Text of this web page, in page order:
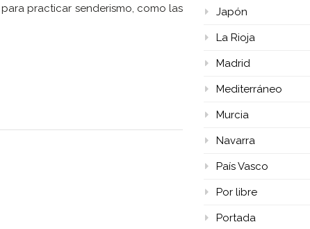
practicar senderismo, como las
Japón
La Rioja
Madrid
Mediterráneo
Murcia
Navarra
País Vasco
Por libre
Portada